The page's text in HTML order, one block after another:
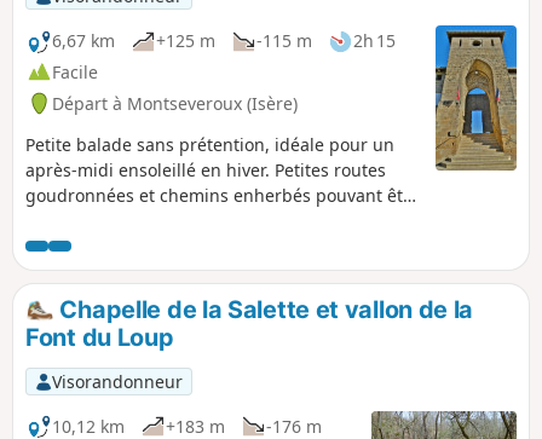
6,67 km
+125 m -115 m
2h 15
Facile
Départ à Montseveroux (Isère)
Petite balade sans prétention, idéale pour un
après-midi ensoleillé en hiver. Petites routes
goudronnées et chemins enherbés pouvant être
360° avec vue sur le massif du Pilat.
Chapelle de la Salette et vallon de la
Font du Loup
Visorandonneur
10,12 km
+183 m
-176 m